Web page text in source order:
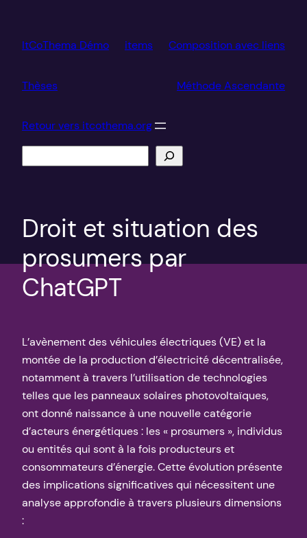
contenu
ItCoThema Démo items Composition avec liens
Thèses Méthode Ascendante
Retour vers itcothema.org
Droit et situation des
prosumers par
ChatGPT
L’avènement des véhicules électriques (VE) et la
montée de la production d’électricité décentralisée,
notamment à travers l’utilisation de technologies
telles que les panneaux solaires photovoltaïques,
ont donné naissance à une nouvelle catégorie
d’acteurs énergétiques : les « prosumers », individus
ou entités qui sont à la fois producteurs et
consommateurs d’énergie. Cette évolution présente
des implications significatives qui nécessitent une
analyse approfondie à travers plusieurs dimensions
: